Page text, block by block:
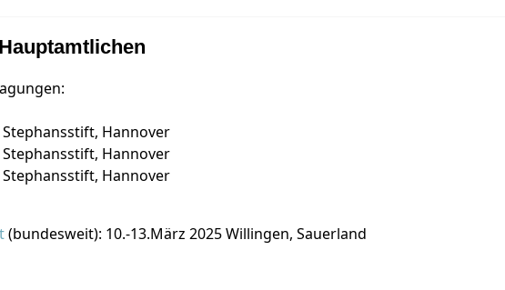
Stephansstift, Hannover
Stephansstift, Hannover
Stephansstift, Hannover
(bundesweit): 10.-13.März 2025 Willingen, Sauerland